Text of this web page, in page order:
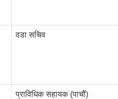
वडा सचिव
प्राविधिक सहायक (पाचौं)